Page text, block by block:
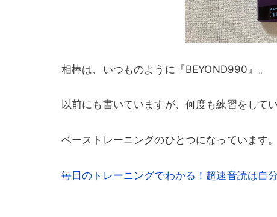
相棒は、いつものように『BEYOND990』。
以前にも書いていますが、何度も練習をして
ベーストレーニングのひとつになっています。
毎日のトレーニングでわかる！超速音読は自